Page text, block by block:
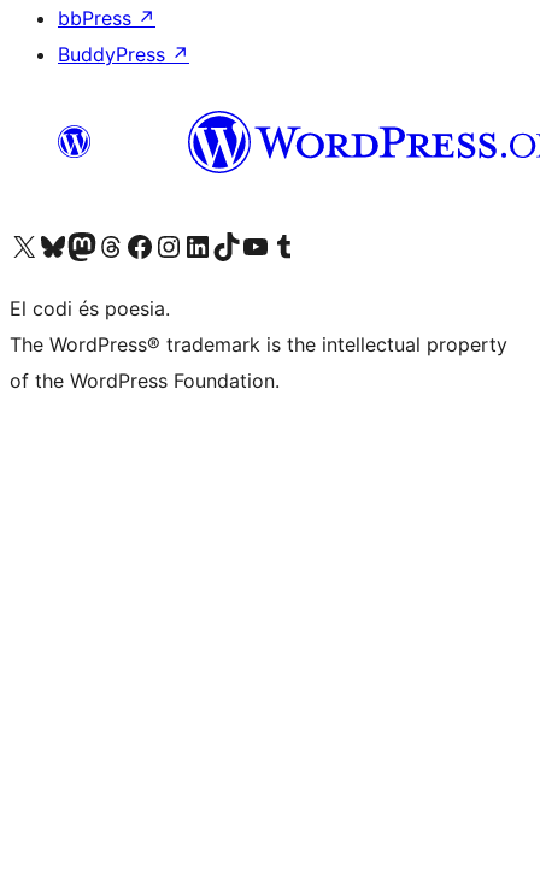
bbPress ↗
BuddyPress ↗
Visiteu el nostre compte X (abans Twitter)
Visiteu el nostre compte de Bluesky
Visiteu el nostre compte al Mastodon
Visiteu el nostre compte de Threads
Visiteu la nostra pàgina al Facebook
Visiteu el nostre compte d'Instagram
Visiteu el nostre compte de LinkedIn
Visiteu el nostre compte de TikTok
Visiteu el nostre canal al YouTube
Visiteu el nostre compte de Tumblr
El codi és poesia.
The WordPress® trademark is the intellectual property
of the WordPress Foundation.